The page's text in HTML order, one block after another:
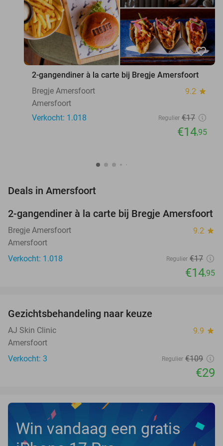
favorite_border
2-gangendiner à la carte bij Bregje Amersfoort
Bregje Amersfoort
9.2 star
Amersfoort
Verkocht: 1.018
Regulier €17
€14,95
Deals in Amersfoort
12%
2-gangendiner à la carte bij Bregje Amersfoort
Bregje Amersfoort 9.2 star
Amersfoort
Verkocht: 1.018
Regulier €17
€14,95
TODAY
Gezichtsbehandeling naar keuze
AJ Skin Clinic 9.9 star
Amersfoort
Verkocht: 3
Regulier €109
€29
Win vandaag een gratis